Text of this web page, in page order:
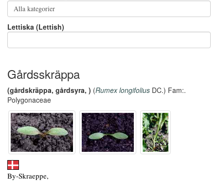
Lettiska (Lettish)
Gårdsskräppa
(gårdskräppa, gårdsyra, ) (Rumex longifolius DC.) Fam:.
Polygonaceae
By-Skraeppe,